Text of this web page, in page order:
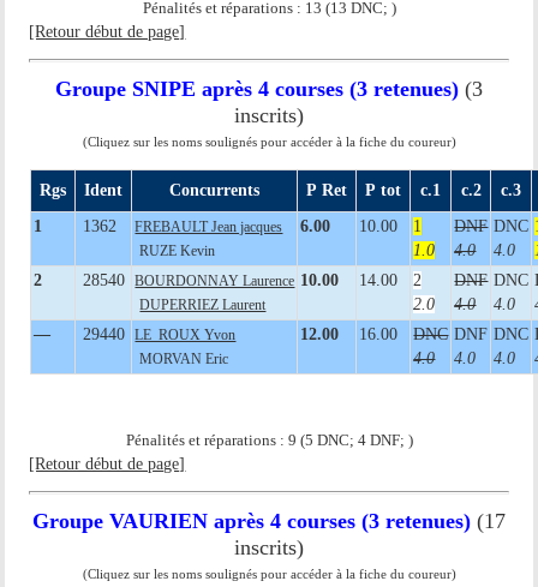
Pénalités et réparations : 13 (13 DNC; )
[Retour début de page]
Groupe SNIPE après 4 courses (3 retenues) (3
inscrits)
(Cliquez sur les noms soulignés pour accéder à la fiche du coureur)
Rgs Ident Concurrents P Ret P tot c.1 c.2
c.3
1
1362
FREBAULT Jean jacques
RUZE Kevin
6.00 10.00
1
1.0
DNF
4.0
DNC
4.0
2
28540
BOURDONNAY Laurence
DUPERRIEZ Laurent
10.00 14.00
2
2.0
DNF
4.0
DNC
4.0
—
29440
LE ROUX Yvon
MORVAN Eric
12.00 16.00
DNC
4.0
DNF
4.0
DNC
4.0
Pénalités et réparations : 9 (5 DNC; 4 DNF; )
[Retour début de page]
Groupe VAURIEN après 4 courses (3 retenues) (17
inscrits)
(Cliquez sur les noms soulignés pour accéder à la fiche du coureur)